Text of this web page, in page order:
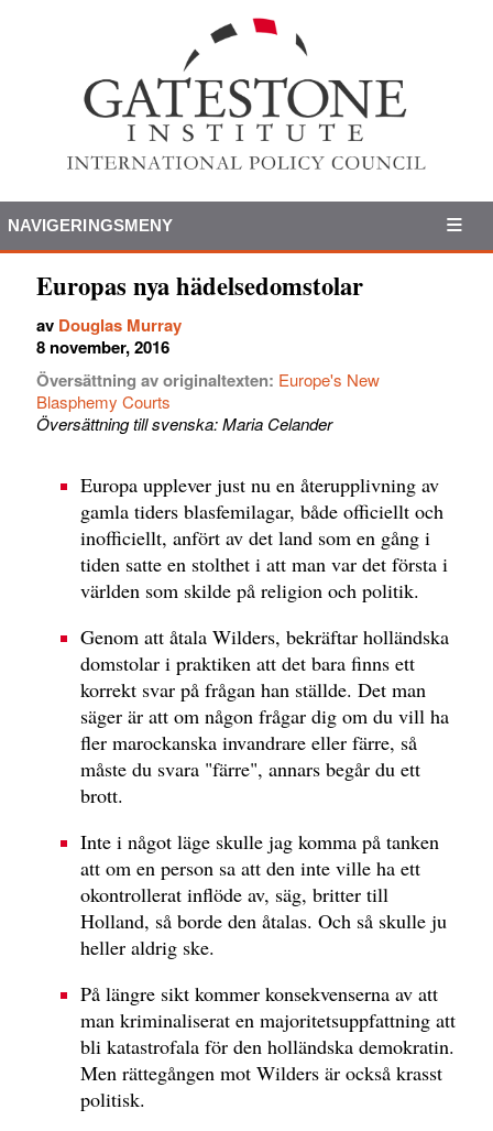
NAVIGERINGSMENY
Europas nya hädelsedomstolar
av Douglas Murray
8 november, 2016
Översättning av originaltexten: Europe's New
Blasphemy Courts
Översättning till svenska: Maria Celander
Europa upplever just nu en återupplivning av
gamla tiders blasfemilagar, både officiellt och
inofficiellt, anfört av det land som en gång i
tiden satte en stolthet i att man var det första i
världen som skilde på religion och politik.
Genom att åtala Wilders, bekräftar holländska
domstolar i praktiken att det bara finns ett
korrekt svar på frågan han ställde. Det man
säger är att om någon frågar dig om du vill ha
fler marockanska invandrare eller färre, så
måste du svara "färre", annars begår du ett
brott.
Inte i något läge skulle jag komma på tanken
att om en person sa att den inte ville ha ett
okontrollerat inflöde av, säg, britter till
Holland, så borde den åtalas. Och så skulle ju
heller aldrig ske.
På längre sikt kommer konsekvenserna av att
man kriminaliserat en majoritetsuppfattning att
bli katastrofala för den holländska demokratin.
Men rättegången mot Wilders är också krasst
politisk.